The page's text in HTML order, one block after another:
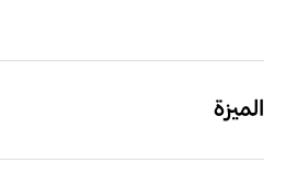
الميزة
اللون
Type